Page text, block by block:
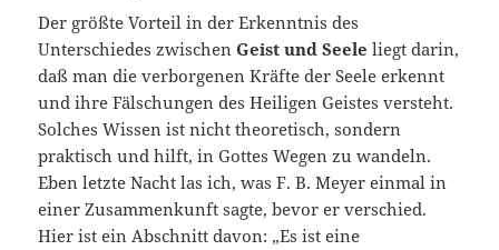
Der größte Vorteil in der Erkenntnis des
Unterschiedes zwischenGeist und Seele liegt darin,
daß man die verborgenen Kräfte der Seele erkennt
und ihre Fälschungen des Heiligen Geistes versteht.
Solches Wissen ist nicht theoretisch, sondern
praktisch und hilft, in Gottes Wegen zu wandeln.
Eben letzte Nacht las ich, was F. B. Meyer einmal in
einer Zusammenkunft sagte, bevor er verschied.
Hier ist ein Abschnitt davon: „Es ist eine